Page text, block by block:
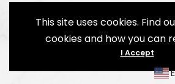
Copyright © 1999-2025
This site uses cookies. Find
cookies and how you can
I Accept